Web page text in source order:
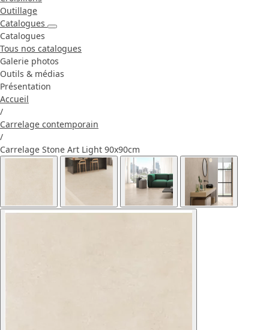
Outillage
Catalogues
Catalogues
Tous nos catalogues
Galerie photos
Outils & médias
Présentation
Accueil
/
Carrelage contemporain
/
Carrelage Stone Art Light 90x90cm